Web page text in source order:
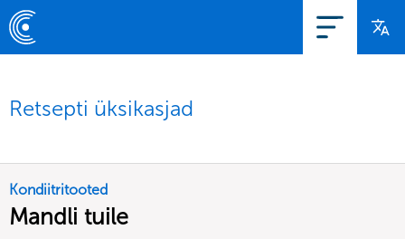
Retsepti üksikasjad
Kondiitritooted
Mandli tuile